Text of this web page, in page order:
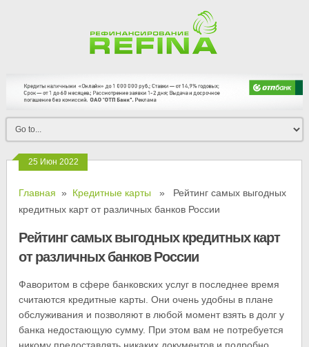
25 Июн 2022
Главная » Кредитные карты » Рейтинг самых выгодных
кредитных карт от различных банков России
Рейтинг самых выгодных кредитных карт
от различных банков России
Фаворитом в сфере банковских услуг в последнее время
считаются кредитные карты. Они очень удобны в плане
обслуживания и позволяют в любой момент взять в долг у
банка недостающую сумму. При этом вам не потребуется